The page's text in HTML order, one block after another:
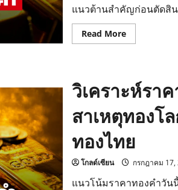
แนวต้านสำคัญก่อนตัดสิ
Read MoreRead
more
ทองคำ
วัน
นี้
ฮั่ว
เซ่ง
เฮง
ชี้
ช่อง
เก็ง
กำไร
รับ
สงคราม
วิเคราะห์รา
สาเหตุทองโ
ทองไทย
โกลด์เซียน กรกฎาคม 17,
แนวโน้มราคาทองคำวัน